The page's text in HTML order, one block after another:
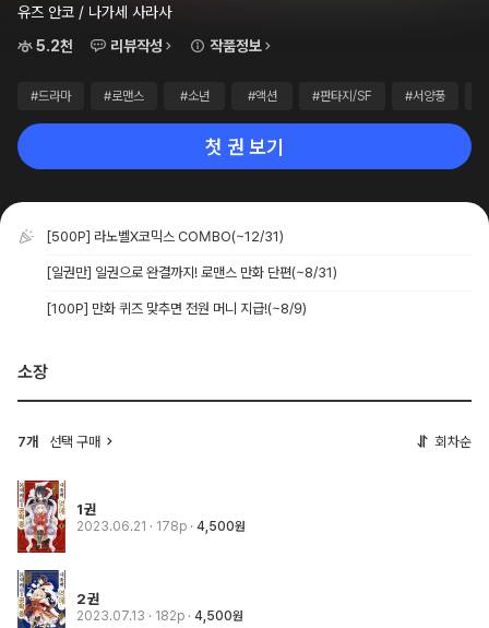
유즈 안코 / 나가세 사라사
5.2천
리뷰작성 작품정보
#드라마 #로맨스 #소년 #액션 #판타지/SF #서양풍
첫 권 보기
[500P] 라노벨X코믹스 COMBO(~12/31)
[일권만] 일권으로 완결까지! 로맨스 만화 단편(~8/31)
[100P] 만화 퀴즈 맞추면 전원 머니 지급!(~8/9)
소장
7개 선택 구매 회차순
1권
2023.06.21 · 178p 4,500원
2권
2023.07.13 · 182p 4,500원